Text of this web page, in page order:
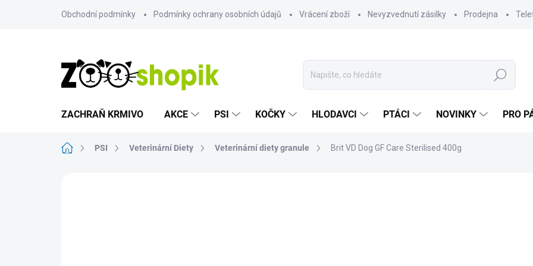
Obchodní podmínky Podmínky ochrany osobních údajů Vrácení zboží Nevyzvednutí zásilky Prodejna
Hledat
ZACHRAŇ KRMIVO AKCE PSI KOČKY HLODAVCI PTÁCI NOVINKY PRO
Domů PSI Veterinární Diety Veterinární diety granule Brit VD Dog GF Care Sterilised 400g